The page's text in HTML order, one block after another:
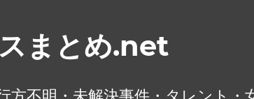
まとめ.net
方不明・未解決事件・タレント